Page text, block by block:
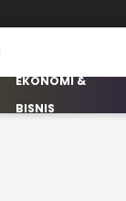
EKONOMI &
BISNIS